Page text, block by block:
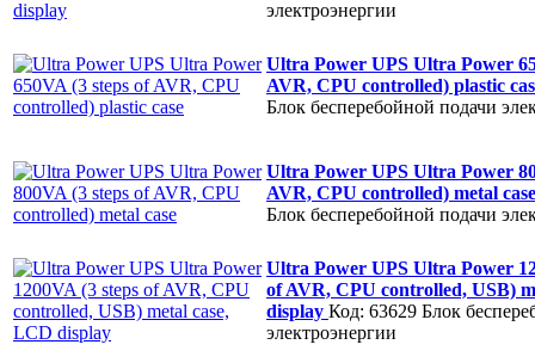
электроэнергии
Ultra Power UPS Ultra Power
AVR, CPU controlled) plastic
Блок бесперебойной подачи
Ultra Power UPS Ultra Power
AVR, CPU controlled) metal
Блок бесперебойной подачи
Ultra Power UPS Ultra Power
of AVR, CPU controlled, USB)
display Код: 63629 Блок
электроэнергии